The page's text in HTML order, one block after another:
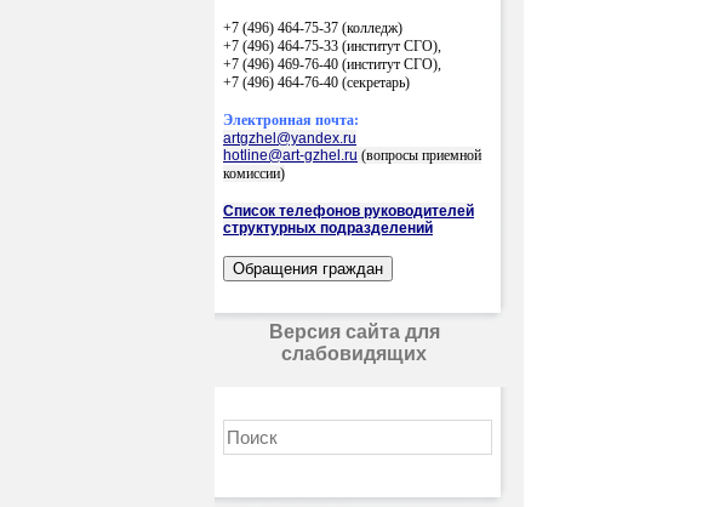
+7 (496) 464-75-37 (колледж)
+7 (496) 464-75-33 (институт СГО),
+7 (496) 469-76-40 (институт СГО),
+7 (496) 464-76-40 (секретарь)
Электронная почта:
artgzhel@yandex.ru
hotline@art-gzhel.ru (вопросы приемной
комиссии)
Список телефонов руководителей
структурных подразделений
Версия сайта для
слабовидящих